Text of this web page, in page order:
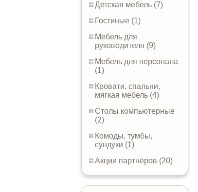
Детская мебель (7)
Гостиные (1)
Мебель для
руководителя (9)
Мебель для персонала
(1)
Кровати, спальни,
мягкая мебель (4)
Столы компьютерные
(2)
Комоды, тумбы,
сундуки (1)
Акции партнёров (20)